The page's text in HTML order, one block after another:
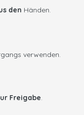
den Händen.
verwenden.
Freigabe.